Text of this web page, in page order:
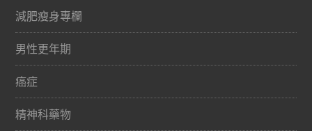
減肥瘦身專欄
男性更年期
癌症
精神科藥物